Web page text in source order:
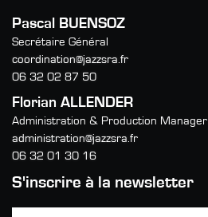
Pascal BUENSOZ
Secrétaire Général
coordination@jazzsra.fr
06 32 02 87 50
Florian ALLENDER
Administration & Production Manager
administration@jazzsra.fr
06 32 01 30 16
S'inscrire à la newsletter